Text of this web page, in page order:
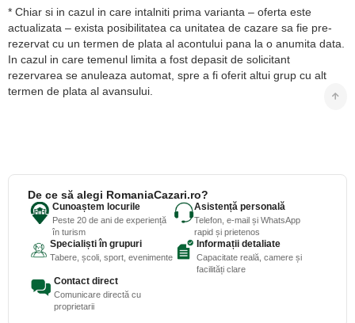
* Chiar si in cazul in care intalniti prima varianta – oferta este
actualizata – exista posibilitatea ca unitatea de cazare sa fie pre-
rezervat cu un termen de plata al acontului pana la o anumita data.
In cazul in care temenul limita a fost depasit de solicitant
rezervarea se anuleaza automat, spre a fi oferit altui grup cu alt
termen de plata al avansului.
De ce să alegi RomaniaCazari.ro?
Cunoaștem locurile
Peste 20 de ani de experiență
în turism
Asistență personală
Telefon, e-mail și WhatsApp
rapid și prietenos
Specialiști în grupuri
Tabere, școli, sport, evenimente
Informații detaliate
Capacitate reală, camere și
facilități clare
Contact direct
Comunicare directă cu
proprietarii